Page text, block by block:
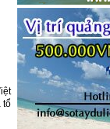
tổ